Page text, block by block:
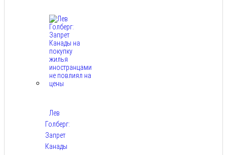
Лев
Голберг:
Запрет
Канады